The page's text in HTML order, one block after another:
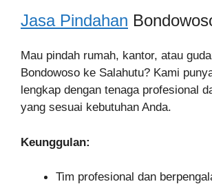
Jasa Pindahan
Mau pindah rumah, kantor, atau
Bondowoso ke Salahutu? Kami
lengkap dengan tenaga profesional
yang sesuai kebutuhan Anda.
Keunggulan:
Tim profesional dan